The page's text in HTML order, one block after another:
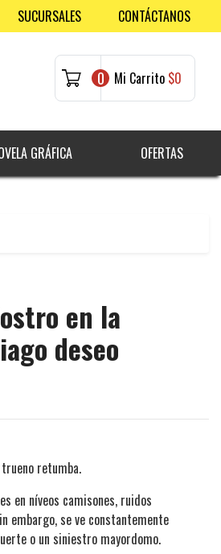
SUCURSALES CONTÁCTANOS
0 Mi Carrito $0
GRÁFICA OFERTAS
en la
deseo
retumba.
en níveos camisones, ruidos
embargo, se ve constantemente
o un siniestro mayordomo.